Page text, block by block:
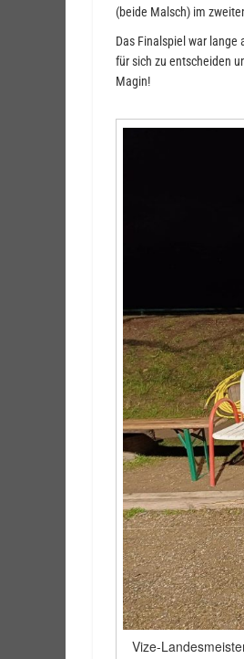
(beide Malsch) im
Das Finalspiel war
für sich zu entscheiden
Magin!
Vize-